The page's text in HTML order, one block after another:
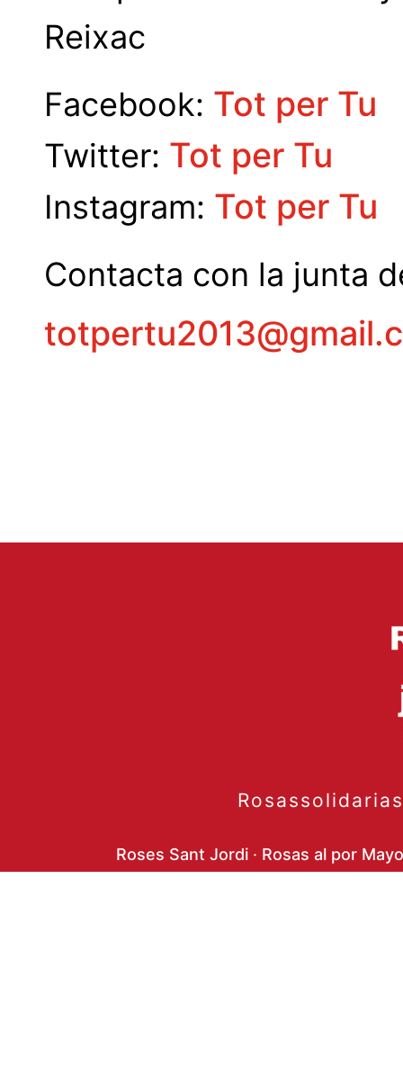
Reixac
Facebook: Tot per Tu
Twitter: Tot per Tu
Instagram: Tot per Tu
Contacta con la junta
Roses Sant Jordi· Rosas al por